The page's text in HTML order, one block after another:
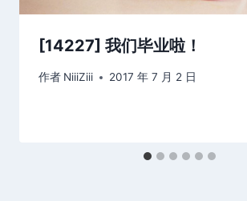
[14227] 我们毕业啦！
作者 NiiiZiii 2017 年 7 月 2 日